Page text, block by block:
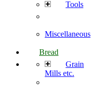
Tools
Miscellaneous
Bread
Grain
Mills etc.